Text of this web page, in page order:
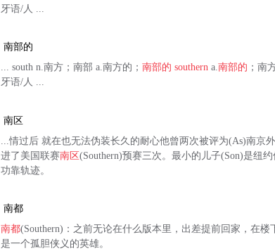
牙语/人 ...
南部的
... south n.南方；南部 a.南方的；南部的 southern a.南部的 ；南
牙语/人 ...
南区
...情过后 就在也无法伪装长久的耐心他曾两次被评为(As)南京
进了美国联赛南区(Southern)预赛三次。最小的儿子(Son)是纽
功靠轨迹。
南都
南都(Southern)：之前无论在什么版本里，出差提前回家，在
是一个孤胆侠义的英雄。